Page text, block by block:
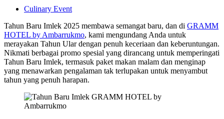
Culinary Event
Tahun Baru Imlek 2025 membawa semangat baru, dan di GRAMM
HOTEL by Ambarrukmo, kami mengundang Anda untuk
merayakan Tahun Ular dengan penuh keceriaan dan keberuntungan.
Nikmati berbagai promo spesial yang dirancang untuk memperingati
Tahun Baru Imlek, termasuk paket makan malam dan menginap
yang menawarkan pengalaman tak terlupakan untuk menyambut
tahun yang penuh harapan.